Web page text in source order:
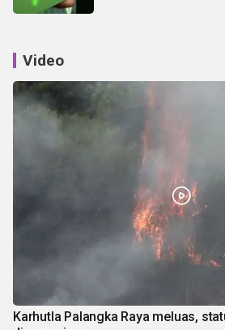
Video
Karhutla Palangka Raya meluas,